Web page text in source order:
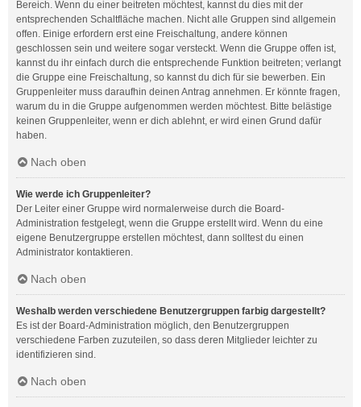
Bereich. Wenn du einer beitreten möchtest, kannst du dies mit der
entsprechenden Schaltfläche machen. Nicht alle Gruppen sind allgemein
offen. Einige erfordern erst eine Freischaltung, andere können
geschlossen sein und weitere sogar versteckt. Wenn die Gruppe offen ist,
kannst du ihr einfach durch die entsprechende Funktion beitreten; verlangt
die Gruppe eine Freischaltung, so kannst du dich für sie bewerben. Ein
Gruppenleiter muss daraufhin deinen Antrag annehmen. Er könnte fragen,
warum du in die Gruppe aufgenommen werden möchtest. Bitte belästige
keinen Gruppenleiter, wenn er dich ablehnt, er wird einen Grund dafür
haben.
Nach oben
Wie werde ich Gruppenleiter?
Der Leiter einer Gruppe wird normalerweise durch die Board-
Administration festgelegt, wenn die Gruppe erstellt wird. Wenn du eine
eigene Benutzergruppe erstellen möchtest, dann solltest du einen
Administrator kontaktieren.
Nach oben
Weshalb werden verschiedene Benutzergruppen farbig dargestellt?
Es ist der Board-Administration möglich, den Benutzergruppen
verschiedene Farben zuzuteilen, so dass deren Mitglieder leichter zu
identifizieren sind.
Nach oben